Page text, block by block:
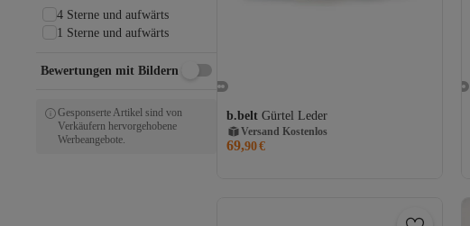
b.belt Gürtel Leder
Gratis Versand
Versand Kostenlos
69,90€
4 Sterne und aufwärts
1 Sterne und aufwärts
Bewertungen mit Bildern
Gesponserte Artikel sind von
Verkäufern hervorgehobene
Werbeangebote.